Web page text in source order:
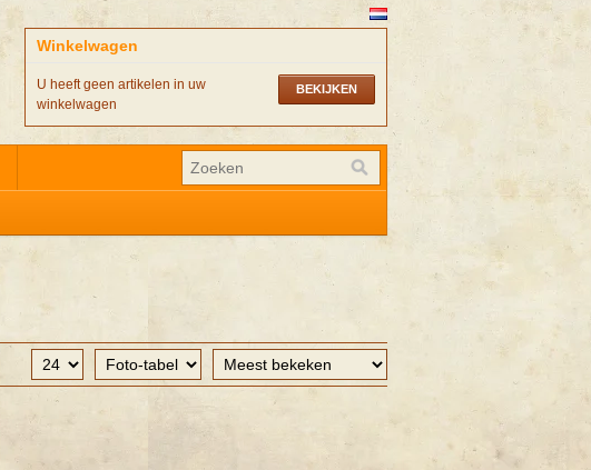
Winkelwagen
BEKIJKEN
U heeft geen artikelen in uw
winkelwagen